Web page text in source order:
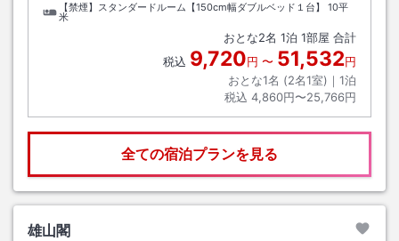
【禁煙】スタンダードルーム【150cm幅ダブルベッド１台】
10平
米
おとな2名 1泊 1部屋 合計
税込 9,720円 〜 51,532円
おとな1名 (2名1室)｜ 1泊
税込 4,860円〜25,766円
全ての宿泊プランを見る
雄山閣